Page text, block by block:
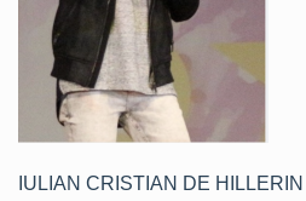
IULIAN CRISTIAN DE